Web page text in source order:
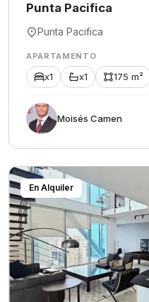
Punta Pacifica
Punta Pacifica
APARTAMENTO
x1 x1 175 m²
Moisés Camen
En Alquiler